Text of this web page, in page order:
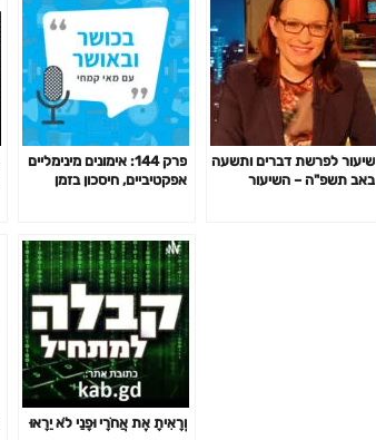
שיעור לפרשת דברים ותשעה
באב תשפ"ה – השיעור
פרק 144: אימונים מינימליים
אפקטיביים, חיסכון בזמן
וְרָאִיתָ אֶת אֲחֹרָי וּפָנַי לֹא יֵרָאוּ